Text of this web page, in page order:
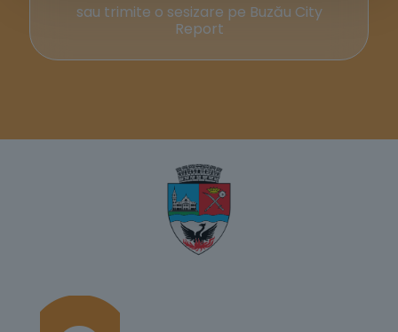
sau trimite o sesizare pe Buzău City
Report